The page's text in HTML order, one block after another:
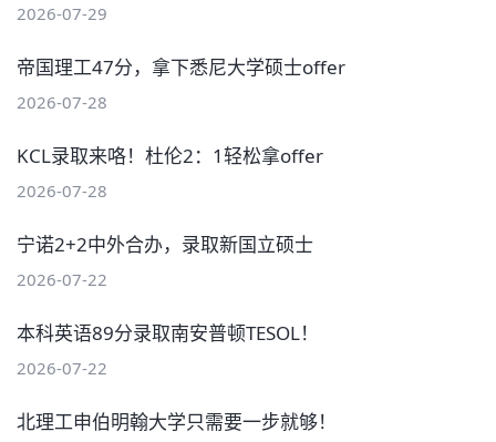
2026-07-29
帝国理工47分，拿下悉尼大学硕士offer
2026-07-28
KCL录取来咯！杜伦2：1轻松拿offer
2026-07-28
宁诺2+2中外合办，录取新国立硕士
2026-07-22
本科英语89分录取南安普顿TESOL！
2026-07-22
北理工申伯明翰大学只需要一步就够！